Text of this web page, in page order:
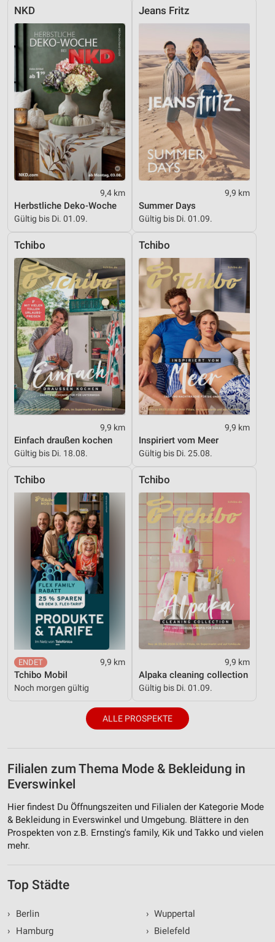
NKD
9,4 km
Herbstliche Deko-Woche
Gültig bis Di. 01.09.
Jeans Fritz
9,9 km
Summer Days
Gültig bis Di. 01.09.
Tchibo
9,9 km
Einfach draußen kochen
Gültig bis Di. 18.08.
Tchibo
9,9 km
Inspiriert vom Meer
Gültig bis Di. 25.08.
Tchibo
9,9 km
Tchibo Mobil
Noch morgen gültig
Tchibo
9,9 km
Alpaka cleaning collection
Gültig bis Di. 01.09.
ALLE PROSPEKTE
Filialen zum Thema Mode & Bekleidung in
Everswinkel
Hier findest Du Öffnungszeiten und Filialen der Kategorie Mode
& Bekleidung in Everswinkel und Umgebung. Blättere in den
Prospekten von z.B. Ernsting's family, Kik und Takko und vielen
mehr.
Top Städte
›
Berlin
›
Hamburg
› Wuppertal
› Bielefeld